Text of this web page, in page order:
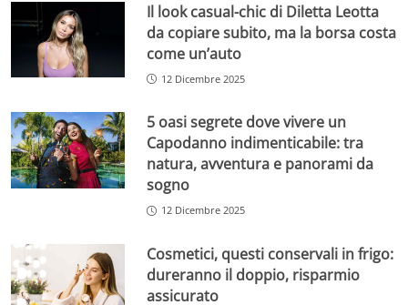
Il look casual-chic di Diletta Leotta
da copiare subito, ma la borsa costa
come un’auto
12 Dicembre 2025
5 oasi segrete dove vivere un
Capodanno indimenticabile: tra
natura, avventura e panorami da
sogno
12 Dicembre 2025
Cosmetici, questi conservali in frigo:
dureranno il doppio, risparmio
assicurato